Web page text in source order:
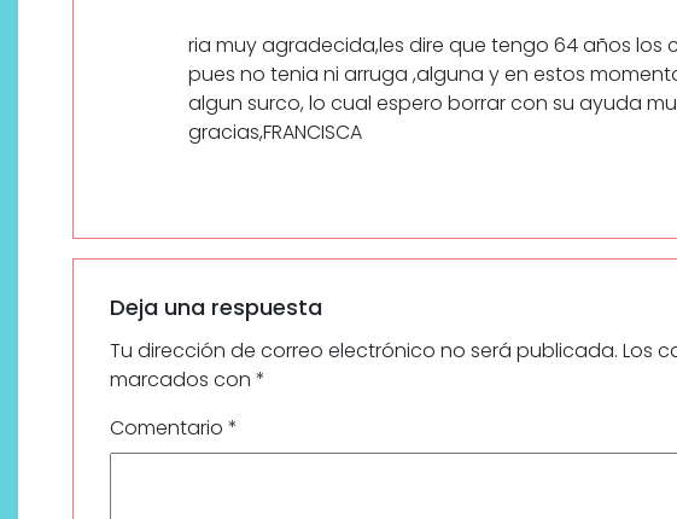
ria muy agradecida,les dire que tengo 64 años los
pues no tenia ni arruga ,alguna y en estos
algun surco, lo cual espero borrar con su ayuda
gracias,FRANCISCA
Deja una respuesta
Tu dirección de correo electrónico no será publicada. Los
marcados con *
Comentario *